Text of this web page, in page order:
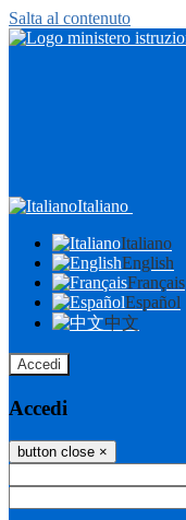
Salta al contenuto
Italiano
Italiano
English
Français
Español
中文
Accedi
Accedi
button close ×